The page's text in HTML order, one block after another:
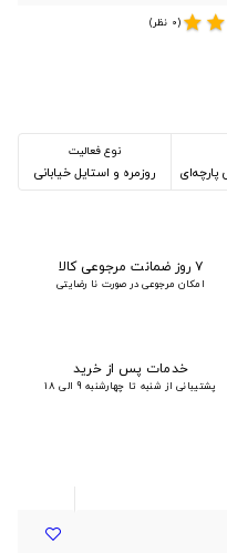
star
star(0 نظر)
نوع فعالیت
روزمره و استایل خیابانی
۷ روز ضمانت مرجوعی کالا
امکان مرجوعی در صورت نا رضایتی
خدمات پس از خرید
پشتیبانی از شنبه تا چهارشنبه 9 الی 18